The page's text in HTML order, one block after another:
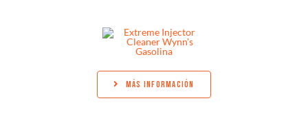
MÁS INFORMACIÓN